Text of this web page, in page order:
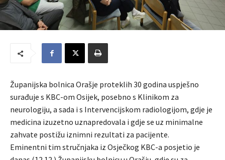
Županijska bolnica Orašje proteklih 30 godina uspješno
surađuje s KBC-om Osijek, posebno s Klinikom za
neurologiju, a sada i s Intervencijskom radiologijom, gdje je
medicina izuzetno uznapredovala i gdje se uz minimalne
zahvate postižu iznimni rezultati za pacijente.
Eminentni tim stručnjaka iz Osječkog KBC-a posjetio je